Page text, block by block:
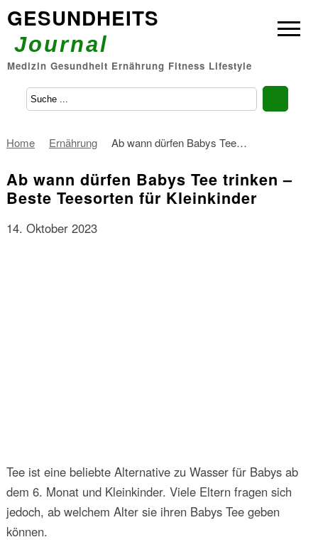
GESUNDHEITS
Journal
Medizin Gesundheit Ernährung Fitness Lifestyle
Home Ernährung Ab wann dürfen Babys Tee…
Ab wann dürfen Babys Tee trinken –
Beste Teesorten für Kleinkinder
14. Oktober 2023
Tee ist eine beliebte Alternative zu Wasser für Babys ab
dem 6. Monat und Kleinkinder. Viele Eltern fragen sich
jedoch, ab welchem Alter sie ihren Babys Tee geben
können.